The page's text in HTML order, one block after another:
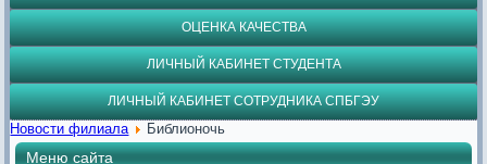
ОЦЕНКА КАЧЕСТВА
ЛИЧНЫЙ КАБИНЕТ СТУДЕНТА
ЛИЧНЫЙ КАБИНЕТ СОТРУДНИКА СПБГЭУ
Новости филиала Библионочь
Меню сайта